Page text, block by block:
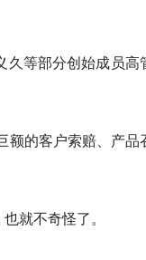
久等部分创始成员高
额的客户索赔、产品
就不奇怪了。